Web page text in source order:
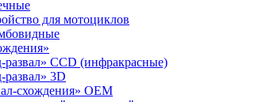
для мотоциклов
развал» CCD (инфракрасные)
3D
схождения» ОЕМ